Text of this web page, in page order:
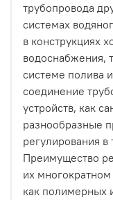
трубопровода
системах
в конструкциях
водоснабжения,
системе полива
соединение
устройств, как
разнообразные
регулирования
Преимущество
их
как полимерных